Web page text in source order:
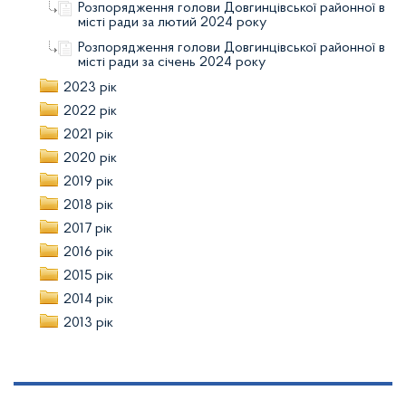
Розпорядження голови Довгинцівської районної в
місті ради за лютий 2024 року
Розпорядження голови Довгинцівської районної в
місті ради за січень 2024 року
2023 рік
2022 рік
2021 рік
2020 рік
2019 рік
2018 рік
2017 рік
2016 рік
2015 рік
2014 рік
2013 рік